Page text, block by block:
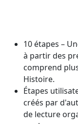
10 étapes –
à partir des
comprend
Histoire.
Étapes
créés par
de lecture